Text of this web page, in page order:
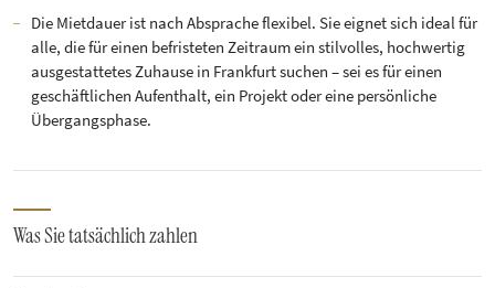
Die Mietdauer ist nach Absprache flexibel. Sie eignet sich ideal für
alle, die für einen befristeten Zeitraum ein stilvolles, hochwertig
ausgestattetes Zuhause in Frankfurt suchen – sei es für einen
geschäftlichen Aufenthalt, ein Projekt oder eine persönliche
Übergangsphase.
Was Sie tatsächlich zahlen